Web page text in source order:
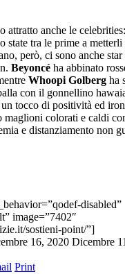
attratto anche le celebrities:
state tra le prime a
però, ci sono anche
Beyoncé ha abbinato
Whoopi Golberg ha
con il gonnellino
tocco di positività ed
maglioni colorati e caldi
e distanziamento non
disabled”
image=”7402″
sostieni-point/”]
16, 2020 Dicembre
Print